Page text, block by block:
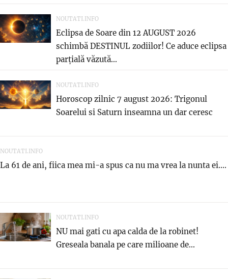
NOUTATI.INFO
Eclipsa de Soare din 12 AUGUST 2026
schimbă DESTINUL zodiilor! Ce aduce eclipsa
parțială văzută...
NOUTATI.INFO
Horoscop zilnic 7 august 2026: Trigonul
Soarelui si Saturn inseamna un dar ceresc
NOUTATI.INFO
La 61 de ani, fiica mea mi-a spus ca nu ma vrea la nunta ei....
NOUTATI.INFO
NU mai gati cu apa calda de la robinet!
Greseala banala pe care milioane de...